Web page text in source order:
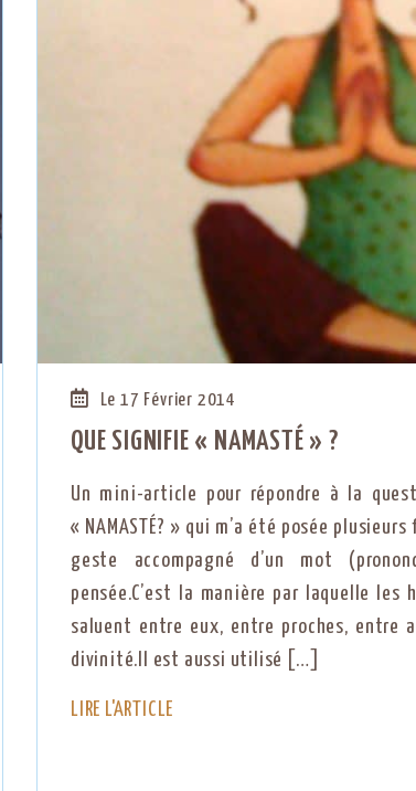
Le 17 Février 2014
QUE SIGNIFIE « NAMASTÉ » ?
Un mini-article pour répondre à la
« NAMASTÉ? » qui m’a été posée
geste accompagné d’un mot
pensée.C’est la manière par laquelle les
saluent entre eux, entre proches, entre
divinité.Il est aussi utilisé […]
LIRE L'ARTICLE